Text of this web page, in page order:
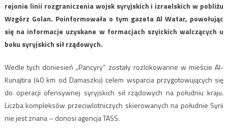
rejonie linii rozgraniczenia wojsk syryjskich i izraelskich w pobliżu
Wzgórz Golan. Poinformowała o tym gazeta Al Watar, powołując
się na informacje uzyskane w formacjach szyickich walczących u
boku syryjskich sił rządowych.
Wedle tych doniesień „Pancyry” zostały rozlokowanne w mieście Al-
Kunajtira (40 km od Damaszku) celem wsparcia przygotowujących się
do operacji ofensywnej syryjskich sił rządowych na południu kraju.
Liczba kompleksów przeciwlotniczych skierowanych na południe Syrii
nie jest znana – donosi agencja TASS.